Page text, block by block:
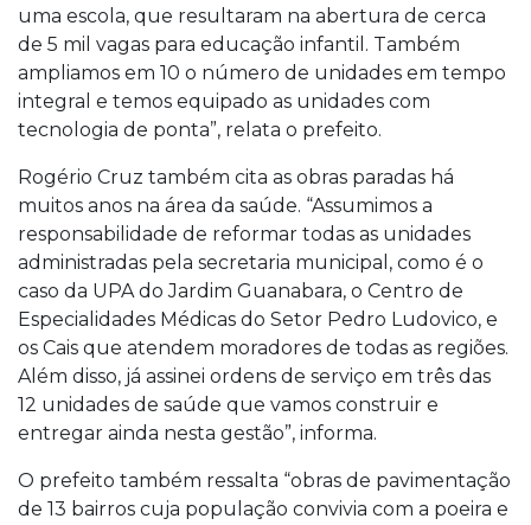
uma escola, que resultaram na abertura de cerca
de 5 mil vagas para educação infantil. Também
ampliamos em 10 o número de unidades em tempo
integral e temos equipado as unidades com
tecnologia de ponta”, relata o prefeito.
Rogério Cruz também cita as obras paradas há
muitos anos na área da saúde. “Assumimos a
responsabilidade de reformar todas as unidades
administradas pela secretaria municipal, como é o
caso da UPA do Jardim Guanabara, o Centro de
Especialidades Médicas do Setor Pedro Ludovico, e
os Cais que atendem moradores de todas as regiões.
Além disso, já assinei ordens de serviço em três das
12 unidades de saúde que vamos construir e
entregar ainda nesta gestão”, informa.
O prefeito também ressalta “obras de pavimentação
de 13 bairros cuja população convivia com a poeira e